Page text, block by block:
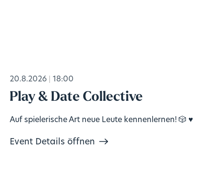
20.8.2026 18:00
Play & Date Collective
Auf spielerische Art neue Leute kennenlernen! 🎲 ♥️
Event Details öffnen